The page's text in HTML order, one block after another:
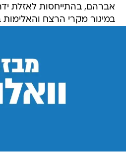
אברהם, בהתייחסות לאזלת
במיגור מקרי הרצח